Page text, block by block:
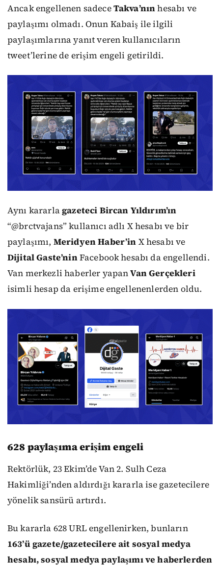
Ancak engellenen sadeceTakva’nınhesabı ve
paylaşımı olmadı. Onun Kabaiş ile ilgili
paylaşımlarına yanıt veren kullanıcıların
tweet’lerine de erişim engeli getirildi.
Aynı kararlagazeteci Bircan Yıldırım’ın
“@brctvajans” kullanıcı adlı X hesabı ve bir
paylaşımı, Meridyen Haber’in X hesabı ve
Dijital Gaste’ninFacebook hesabı da engellendi.
Van merkezli haberler yapanVan Gerçekleri
isimli hesap da erişime engellenenlerden oldu.
628 paylaşıma erişim engeli
Rektörlük, 23 Ekim’de Van 2. Sulh Ceza
Hakimliği’nden aldırdığı kararla ise gazetecilere
yönelik sansürü artırdı.
Bu kararla 628 URL engellenirken, bunların
163’ü gazete/gazetecilere ait sosyal medya
hesabı, sosyal medya paylaşımı ve haberlerden